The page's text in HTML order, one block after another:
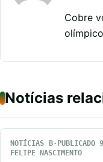
Cobre
Notícias
NOTÍCIAS PUBLICADO
FELIPE NASCIMENTO